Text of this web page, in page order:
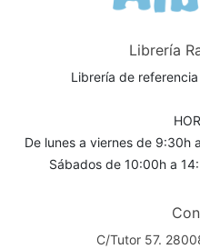
Librería
Librería de
De lunes a viernes de 9:30h
Sábados de 10:00h a
C/Tutor 57.